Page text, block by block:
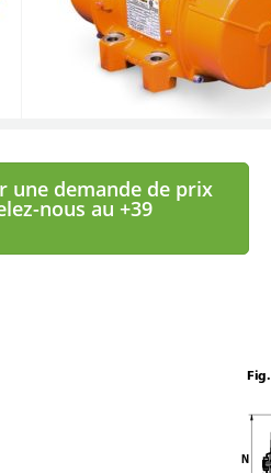
une demande de prix
nous au +39
N
Fig.